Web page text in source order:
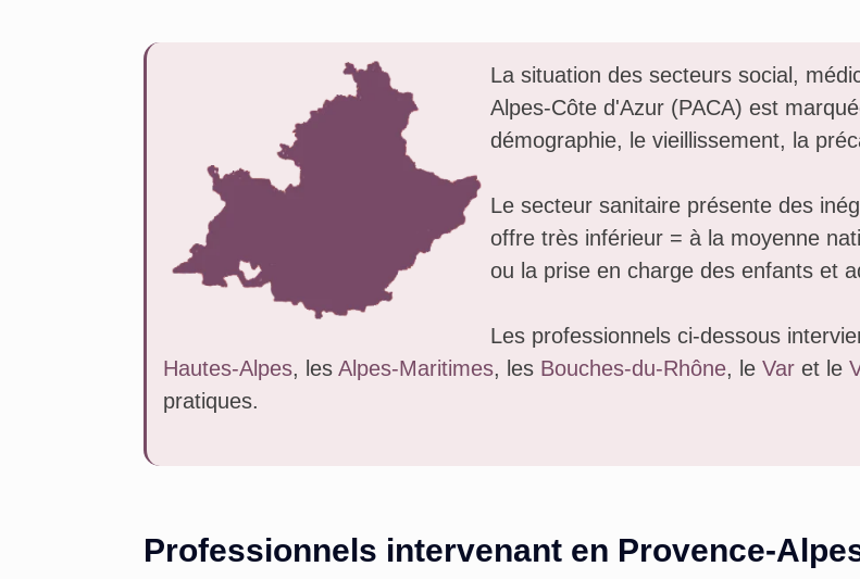
La situation des secteurs social,
Alpes-Côte d'Azur (PACA) est
démographie, le vieillissement, la
Le secteur sanitaire présente des
offre très inférieur = à la moyenne
ou la prise en charge des enfants et
Les professionnels ci-dessous
Hautes-Alpes, les Alpes-Maritimes, les Bouches-du-Rhône, le Var et le
pratiques.
Professionnels intervenant en Provence-